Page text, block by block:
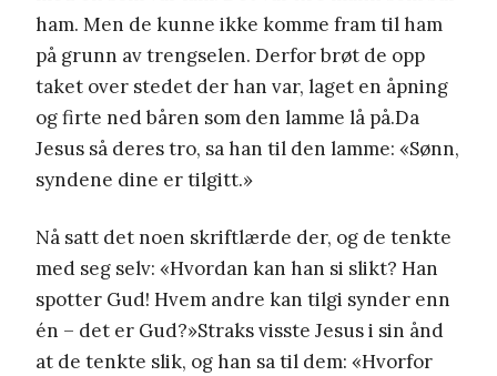
ham. Men de kunne ikke komme fram til ham
på grunn av trengselen. Derfor brøt de opp
taket over stedet der han var, laget en åpning
og firte ned båren som den lamme lå på.Da
Jesus så deres tro, sa han til den lamme: «Sønn,
syndene dine er tilgitt.»
Nå satt det noen skriftlærde der, og de tenkte
med seg selv: «Hvordan kan han si slikt? Han
spotter Gud! Hvem andre kan tilgi synder enn
én – det er Gud?»Straks visste Jesus i sin ånd
at de tenkte slik, og han sa til dem: «Hvorfor